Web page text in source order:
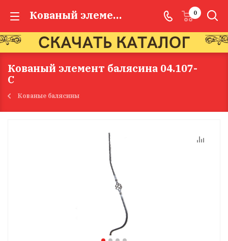
Кованый элемент балясина 04.107-С 0
Кованый элемент балясина 04.107-
С
Кованые балясины